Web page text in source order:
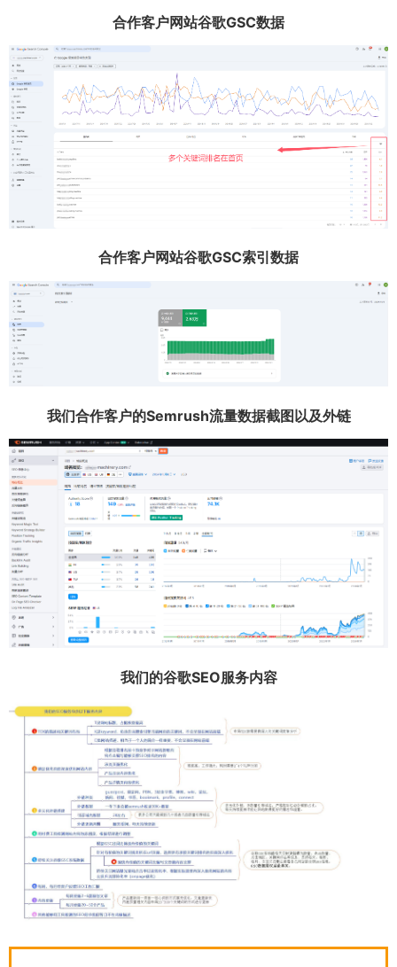
合作客户网站谷歌GSC数据
合作客户网站谷歌GSC索引数据
我们合作客户的Semrush流量数据截图以及外链
我们的谷歌SEO服务内容